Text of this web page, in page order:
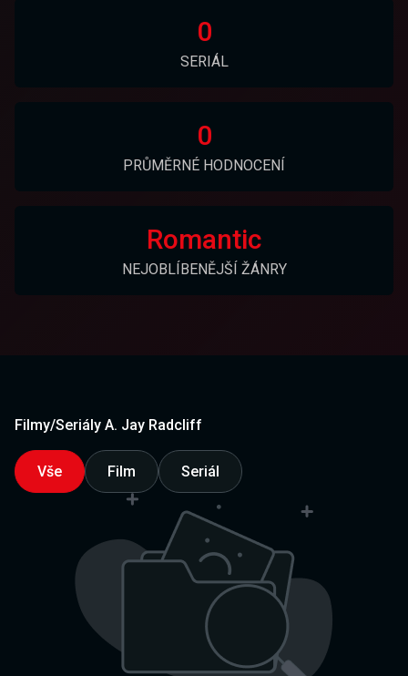
0
SERIÁL
0
PRŮMĚRNÉ HODNOCENÍ
Romantic
NEJOBLÍBENĚJŠÍ ŽÁNRY
Filmy/Seriály A. Jay Radcliff
Vše Film Seriál